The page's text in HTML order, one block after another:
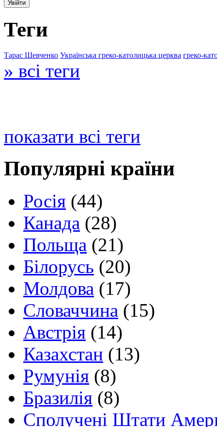
Теги
Тарас Шевченко Українська греко-католицька церква греко-
» всі теги
показати всі теги
Популярні країни
Росія (44)
Канада (28)
Польща (21)
Білорусь (20)
Молдова (17)
Словаччина (15)
Австрія (14)
Казахстан (13)
Румунія (8)
Бразилія (8)
Сполучені Штати